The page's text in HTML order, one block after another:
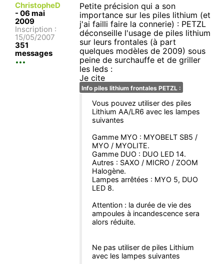
ChristopheD
- 06 mai
2009
Inscription :
15/05/2007
351
messages
Petite précision qui a son
importance sur les piles lithium (et
j'ai failli faire la connerie) : PETZL
déconseille l'usage de piles lithium
sur leurs frontales (à part
quelques modèles de 2009) sous
peine de surchauffe et de griller
les leds :
Je cite
Info piles lithium frontales PETZL :
Vous pouvez utiliser des piles
Lithium AA/LR6 avec les lampes
suivantes
Gamme MYO : MYOBELT SB5 /
MYO / MYOLITE.
Gamme DUO : DUO LED 14.
Autres : SAXO / MICRO / ZOOM
Halogène.
Lampes arrêtées : MYO 5, DUO
LED 8.
Attention : la durée de vie des
ampoules à incandescence sera
alors réduite.
Ne pas utiliser de piles Lithium
avec les lampes suivantes